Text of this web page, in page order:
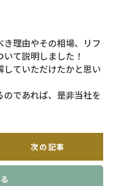
理由やその相場、リフ
て説明しました！
ていただけたかと思い
であれば、是非当社を
次の記事